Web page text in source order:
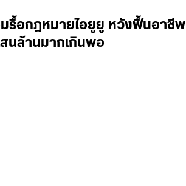
มรื้อกฎหมายไอยูยู หวังฟื้นอาชีพ
นล้านมากเกินพอ